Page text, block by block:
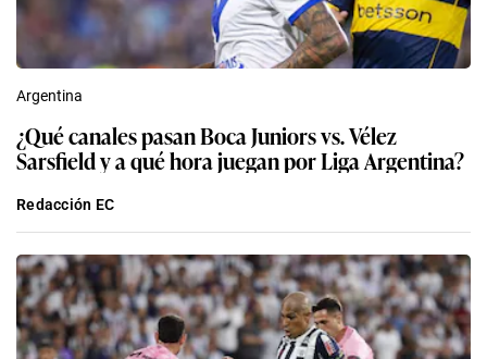
Argentina
¿Qué canales pasan Boca Juniors vs. Vélez
Sarsfield y a qué hora juegan por Liga Argentina?
Redacción EC